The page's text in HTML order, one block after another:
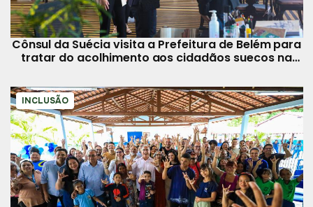
Cônsul da Suécia visita a Prefeitura de Belém para
tratar do acolhimento aos cidadãos suecos na
INCLUSÃO